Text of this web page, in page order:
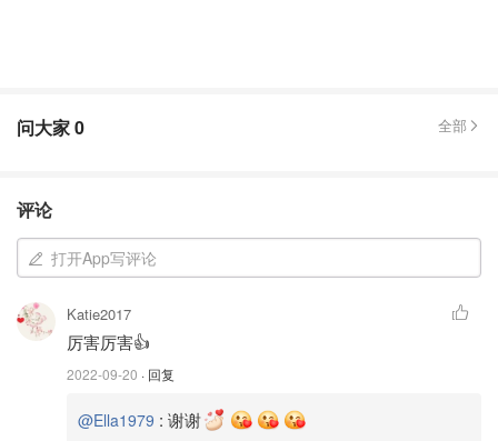
准备材料如果下：
问大家0 全部
评论
打开App写评论
Katie2017
厉害厉害👍
2022-09-20 · 回复
@Ella1979 : 谢谢